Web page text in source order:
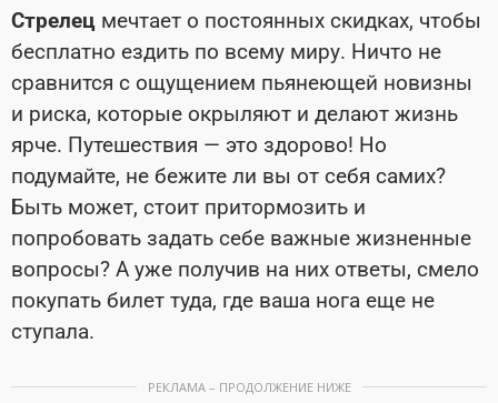
Стрелец мечтает о постоянных скидках, чтобы
бесплатно ездить по всему миру. Ничто не
сравнится с ощущением пьянеющей новизны
и риска, которые окрыляют и делают жизнь
ярче. Путешествия — это здорово! Но
подумайте, не бежите ли вы от себя самих?
Быть может, стоит притормозить и
попробовать задать себе важные жизненные
вопросы? А уже получив на них ответы, смело
покупать билет туда, где ваша нога еще не
ступала.
РЕКЛАМА – ПРОДОЛЖЕНИЕ НИЖЕ